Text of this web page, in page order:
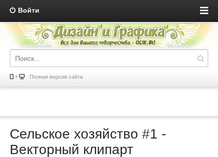
Войти
Полная версия сайта
Сельское хозяйство #1 -
Векторный клипарт